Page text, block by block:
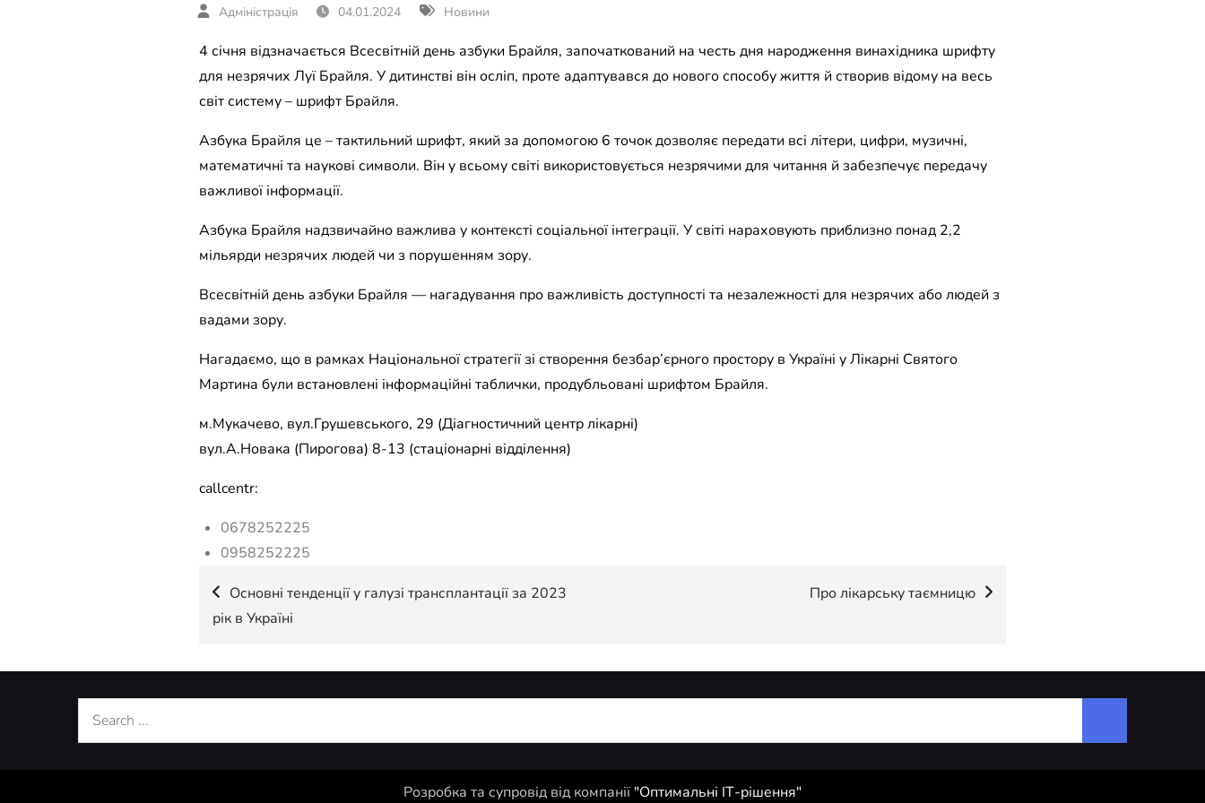
04.01.2024 Новини
4 січня відзначається Всесвітній день азбуки Брайля, започаткований на честь дня народження винахідника шрифту
для незрячих Луї Брайля. У дитинстві він осліп, проте адаптувався до нового способу життя й створив відому на весь
світ систему – шрифт Брайля.
Азбука Брайля це – тактильний шрифт, який за допомогою 6 точок дозволяє передати всі літери, цифри, музичні,
математичні та наукові символи. Він у всьому світі використовується незрячими для читання й забезпечує передачу
важливої інформації.
Азбука Брайля надзвичайно важлива у контексті соціальної інтеграції. У світі нараховують приблизно понад 2,2
мільярди незрячих людей чи з порушенням зору.
Всесвітній день азбуки Брайля — нагадування про важливість доступності та незалежності для незрячих або людей з
вадами зору.
Нагадаємо, що в рамках Національної стратегії зі створення безбар’єрного простору в Україні у Лікарні Святого
Мартина були встановлені інформаційні таблички, продубльовані шрифтом Брайля.
м.Мукачево, вул.Грушевського, 29 (Діагностичний центр лікарні)
вул.А.Новака (Пирогова) 8-13 (стаціонарні відділення)
callcentr:
0678252225
0958252225
Навігація
Основні тенденції у галузі трансплантації за 2023
рік в Україні
Про лікарську таємницю
Search
Розробка та супровід від компанії "Оптимальні ІТ-рішення"